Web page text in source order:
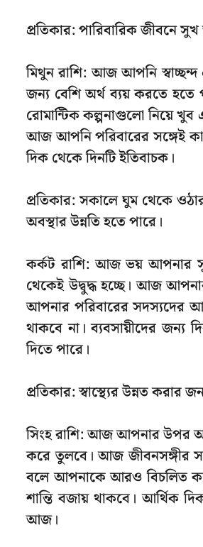
প্রতিকার: পারিবারিক জীবনে
মিথুন রাশি: আজ আপনি
জন্য বেশি অর্থ ব্যয় করতে হতে
রোমান্টিক কল্পনাগুলো নিয়ে
আজ আপনি পরিবারের সঙ্গেই
দিক থেকে দিনটি ইতিবাচক।
প্রতিকার: সকালে ঘুম থেকে
অবস্থার উন্নতি হতে পারে।
কর্কট রাশি: আজ ভয় আপনার
থেকেই উদ্বুদ্ধ হচ্ছে। আজ
আপনার পরিবারের সদস্যদের
থাকবে না। ব্যবসায়ীদের জন্য
দিতে পারে।
প্রতিকার: স্বাস্থ্যের উন্নত করার
সিংহ রাশি: আজ আপনার উপর
করে তুলবে। আজ জীবনসঙ্গীর
বলে আপনাকে আরও বিচলিত
শান্তি বজায় থাকবে। আর্থিক
আজ।